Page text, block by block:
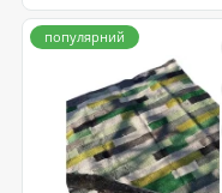
популярний